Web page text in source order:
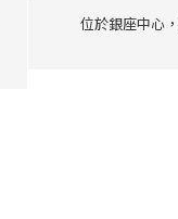
位於銀座中心